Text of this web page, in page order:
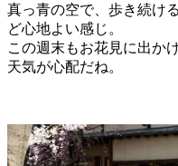
真っ青の空で、歩き続け
ど心地よい感じ。
この週末もお花見に出か
天気が心配だね。